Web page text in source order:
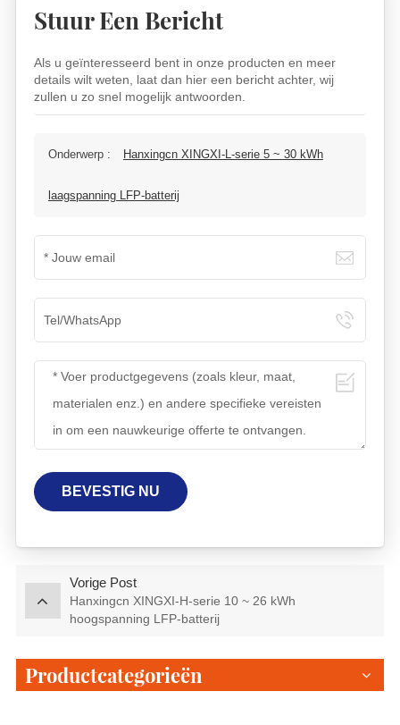
Stuur Een Bericht
Als u geïnteresseerd bent in onze producten en meer
details wilt weten, laat dan hier een bericht achter, wij
zullen u zo snel mogelijk antwoorden.
Onderwerp : Hanxingcn XINGXI-L-serie 5 ~ 30 kWh
laagspanning LFP-batterij
BEVESTIG NU
Vorige Post
Hanxingcn XINGXI-H-serie 10 ~ 26 kWh
hoogspanning LFP-batterij
Productcategorieën